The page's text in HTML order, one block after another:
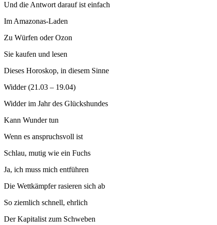
Und die Antwort darauf ist einfach
Im Amazonas-Laden
Zu Würfen oder Ozon
Sie kaufen und lesen
Dieses Horoskop, in diesem Sinne
Widder (21.03 – 19.04)
Widder im Jahr des Glückshundes
Kann Wunder tun
Wenn es anspruchsvoll ist
Schlau, mutig wie ein Fuchs
Ja, ich muss mich entführen
Die Wettkämpfer rasieren sich ab
So ziemlich schnell, ehrlich
Der Kapitalist zum Schweben